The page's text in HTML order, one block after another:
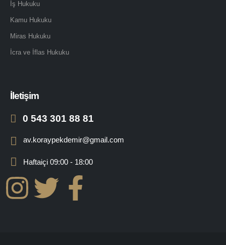
İş Hukuku
Kamu Hukuku
Miras Hukuku
İcra ve İflas Hukuku
İletişim
0 543 301 88 81
av.koraypekdemir@gmail.com
Haftaiçi 09:00 - 18:00